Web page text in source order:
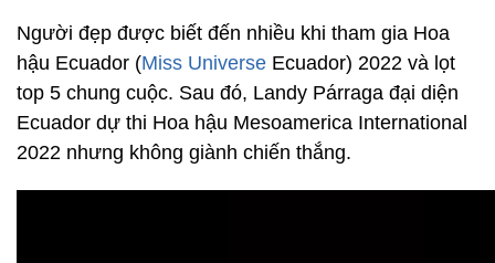
Người đẹp được biết đến nhiều khi tham gia Hoa
hậu Ecuador (Miss Universe Ecuador) 2022 và lọt
top 5 chung cuộc. Sau đó, Landy Párraga đại diện
Ecuador dự thi Hoa hậu Mesoamerica International
2022 nhưng không giành chiến thắng.